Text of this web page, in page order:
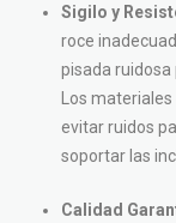
Sigilo y
roce
pisada ruidosa
Los materiales
evitar ruidos
soportar las
Calidad